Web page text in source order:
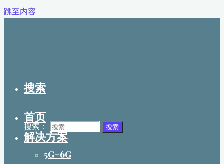
跳至内容
搜索
搜索： 搜索
首页
解决方案
5G+6G